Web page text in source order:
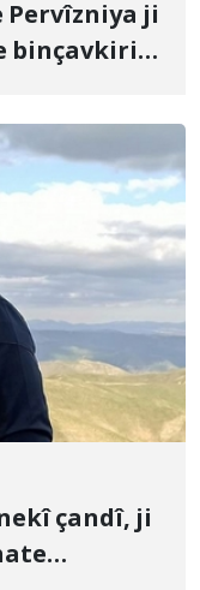
Pervîzniya ji
binçavkirin
çandî, ji